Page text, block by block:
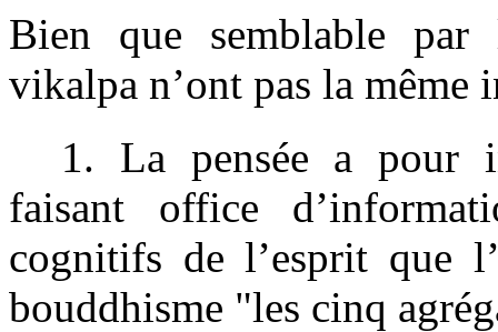
Bien que semblable par
vikalpa n’ont pas la même
1. La pensée a pour
faisant office
cognitifs de l’esprit que
bouddhisme "les cinq